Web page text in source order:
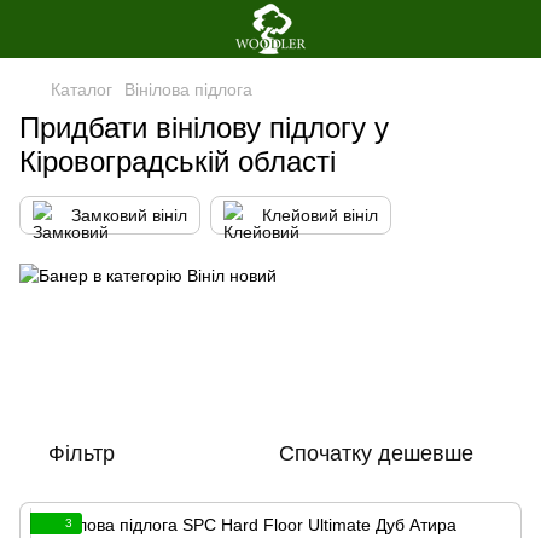
Каталог Вінілова пiдлога
Придбати вінілову підлогу у
Кіровоградській області
Замковий вініл Клейовий вініл
Фільтр Спочатку дешевше
3